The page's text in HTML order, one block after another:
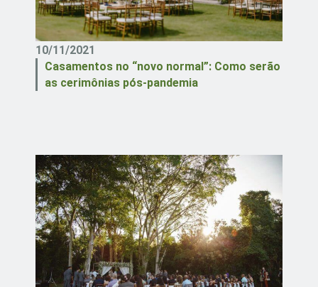
10/11/2021
Casamentos no “novo normal”: Como serão
as cerimônias pós-pandemia